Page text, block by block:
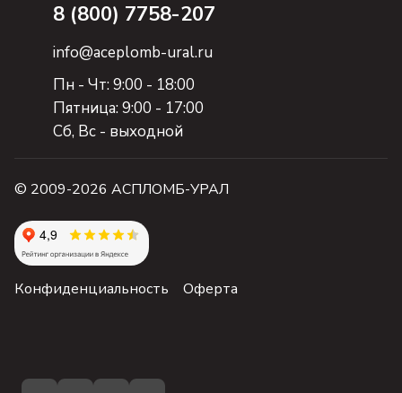
8 (800) 7758-207
info@aceplomb-ural.ru
Пн - Чт: 9:00 - 18:00
Пятница: 9:00 - 17:00
Сб, Вc - выходной
© 2009-2026 АСПЛОМБ-УРАЛ
Конфиденциальность Оферта